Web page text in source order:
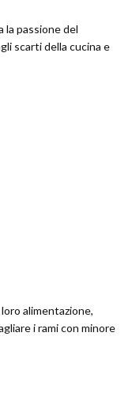
la passione del
scarti della cucina e
alimentazione,
i rami con minore